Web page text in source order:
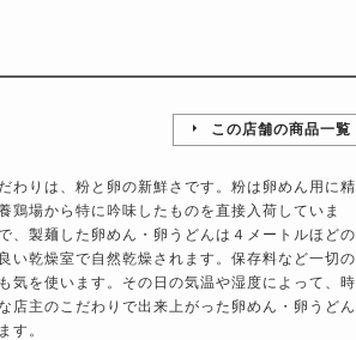
この店舗の商品一覧
わりは、粉と卵の新鮮さです。粉は卵めん用に精
鶏場から特に吟味したものを直接入荷していま
、製麺した卵めん・卵うどんは４メートルほどの
い乾燥室で自然乾燥されます。保存料など一切の
気を使います。その日の気温や湿度によって、時
店主のこだわりで出来上がった卵めん・卵うどん
す。